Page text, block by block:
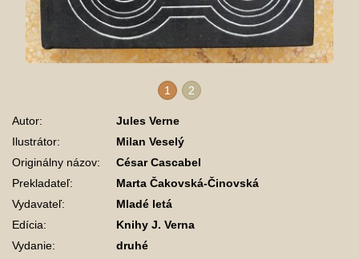
1 2
Autor:
Jules Verne
Ilustrátor:
Milan Veselý
Originálny názov:
César Cascabel
Prekladateľ:
Marta Čakovská-Činovská
Vydavateľ:
Mladé letá
Edícia:
Knihy J. Verna
Vydanie:
druhé